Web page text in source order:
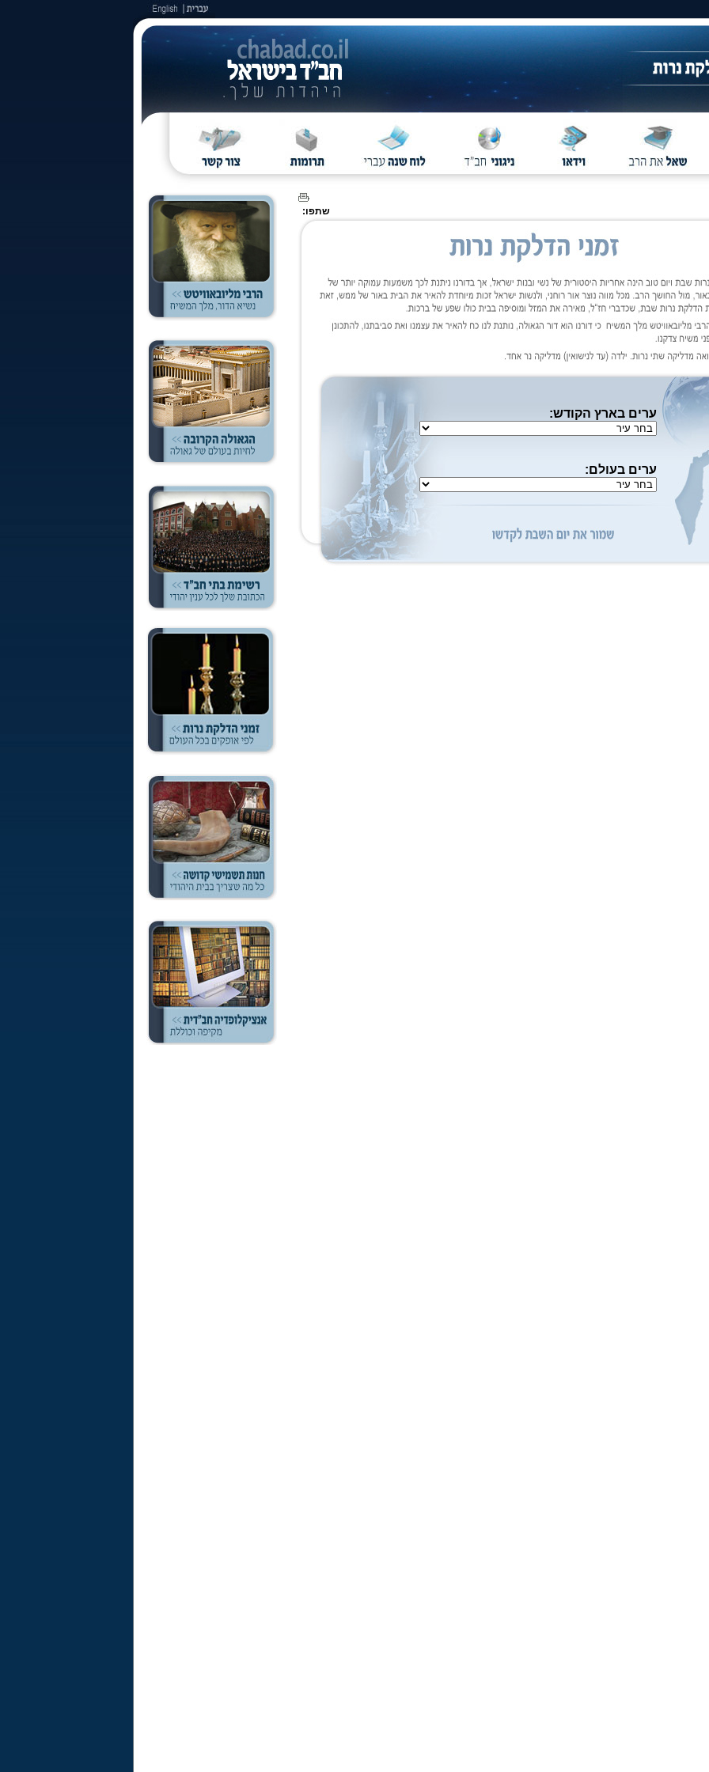
שתפו:
ערים בארץ הקודש:
ערים בעולם: